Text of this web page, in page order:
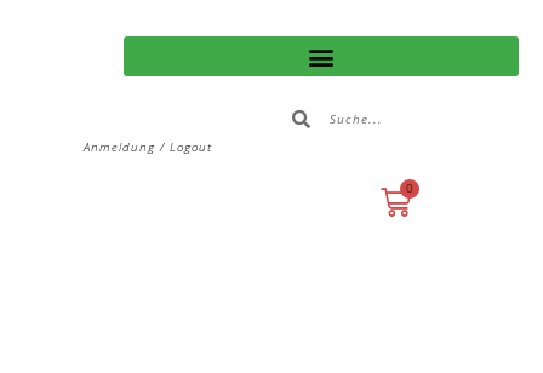
Anmeldung / Logout
0